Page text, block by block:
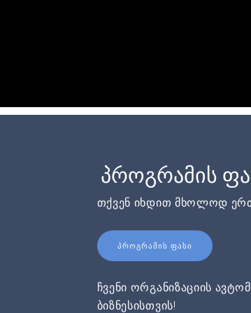
პროგრამის
თქვენ იხდით მხოლოდ
ᲞᲠᲝᲒᲠᲐᲛᲘᲡ ᲤᲐᲡᲘ
ჩვენი ორგანიზაციის
ბიზნესისთვის!